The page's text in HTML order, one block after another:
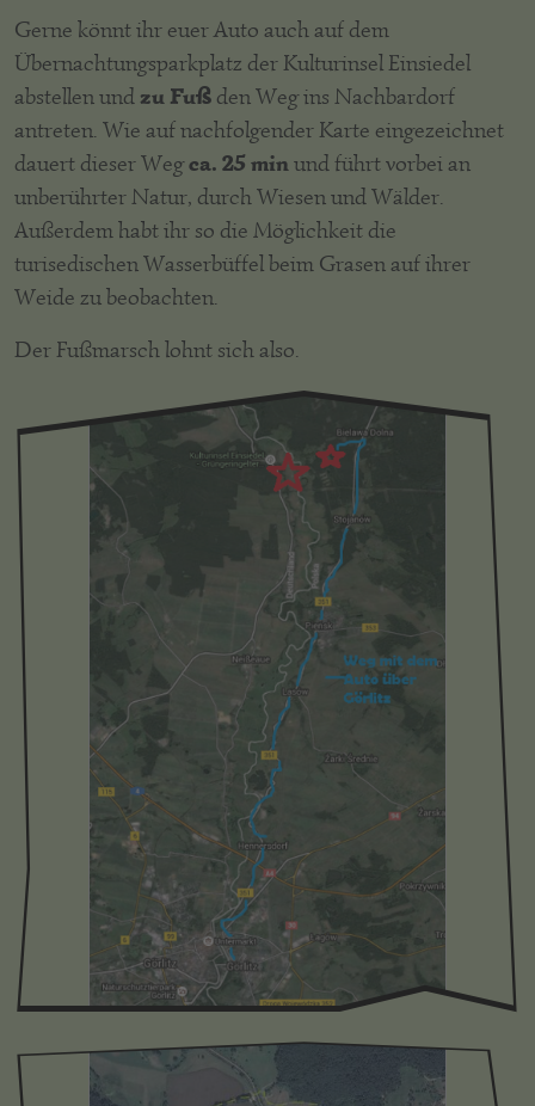
Gerne könnt ihr euer Auto auch auf dem
Übernachtungsparkplatz der Kulturinsel Einsiedel
abstellen undzu Fuß den Weg ins Nachbardorf
antreten. Wie auf nachfolgender Karte eingezeichnet
dauert dieser Wegca. 25 minund führt vorbei an
unberührter Natur, durch Wiesen und Wälder.
Außerdem habt ihr so die Möglichkeit die
turisedischen Wasserbüffel beim Grasen auf ihrer
Weide zu beobachten.
Der Fußmarsch lohnt sich also.